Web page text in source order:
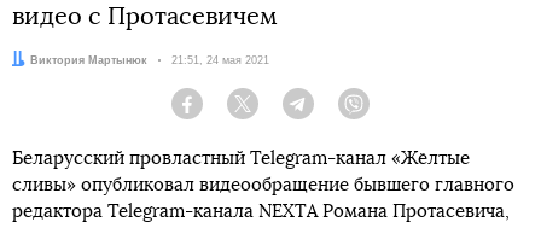
видео с Протасевичем
Автор:Виктория Мартынюк Дата:
21:51, 24 мая 2021
Facebook Twitter Telegram
Беларусский провластный Telegram-канал «Жёлтые
сливы» опубликовал видеообращение бывшего главного
редактора Telegram-канала NEXTA Романа Протасевича,